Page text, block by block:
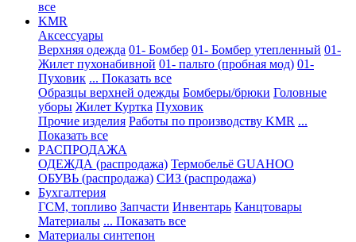
все
KMR
Аксессуары
Верхняя одежда 01- Бомбер 01- Бомбер утепленный 01-
Жилет пухонабивной 01- пальто (пробная мод) 01-
Пуховик ... Показать все
Образцы верхней одежды Бомберы/брюки Головные
уборы Жилет Куртка Пуховик
Прочие изделия Работы по производству KMR ...
Показать все
PАСПРОДАЖА
ОДЕЖДА (распродажа) Термобельё GUAHOO
ОБУВЬ (распродажа) СИЗ (распродажа)
Бухгалтерия
ГСМ, топливо Запчасти Инвентарь Канцтовары
Материалы ... Показать все
Материалы синтепон